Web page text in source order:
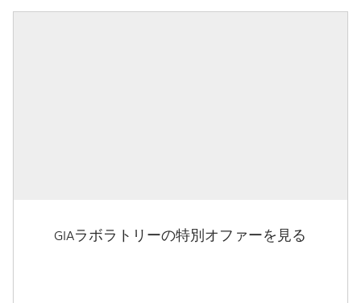
GIAラボラトリーの特別オファーを見る